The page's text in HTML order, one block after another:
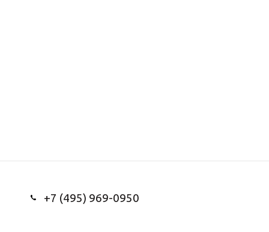
+7 (495) 969-0950